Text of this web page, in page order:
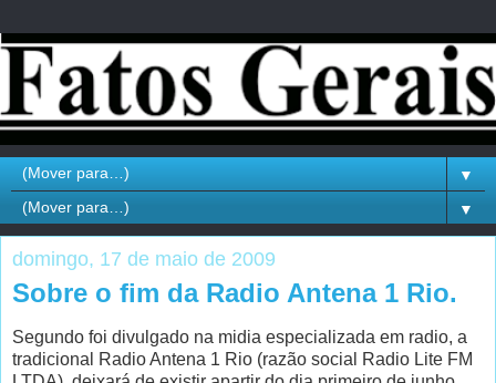
▼
▼
domingo, 17 de maio de 2009
Sobre o fim da Radio Antena 1 Rio.
Segundo foi divulgado na midia especializada em radio, a
tradicional Radio Antena 1 Rio (razão social Radio Lite FM